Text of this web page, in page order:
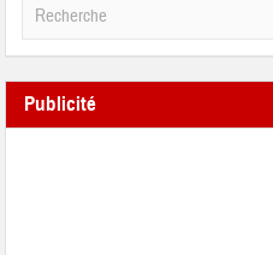
Publicité